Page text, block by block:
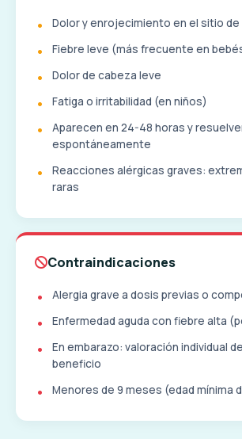
Dolor y enrojecimiento en el sitio de
Fiebre leve (más frecuente en
Dolor de cabeza leve
Fatiga o irritabilidad (en niños)
Aparecen en 24-48 horas y
espontáneamente
Reacciones alérgicas graves:
raras
Contraindicaciones
Alergia grave a dosis previas o
Enfermedad aguda con fiebre alta
En embarazo: valoración individual
beneficio
Menores de 9 meses (edad mínima